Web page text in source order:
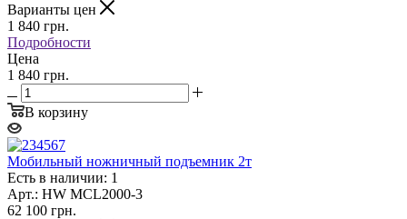
Варианты цен
1 840 грн.
Подробности
Цена
1 840 грн.
В корзину
Мобильный ножничный подъемник 2т
Есть в наличии: 1
Арт.: HW MCL2000-3
62 100 грн.